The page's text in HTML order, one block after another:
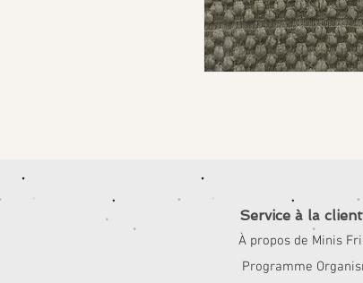
Service à la
À propos de Minis
Programme